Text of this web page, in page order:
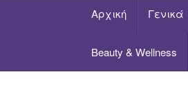
Αρχική Γενικά
Beauty & Wellness